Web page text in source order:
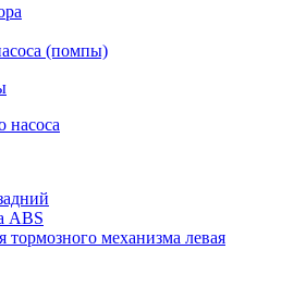
(помпы)
насоса
ABS
тормозного механизма левая